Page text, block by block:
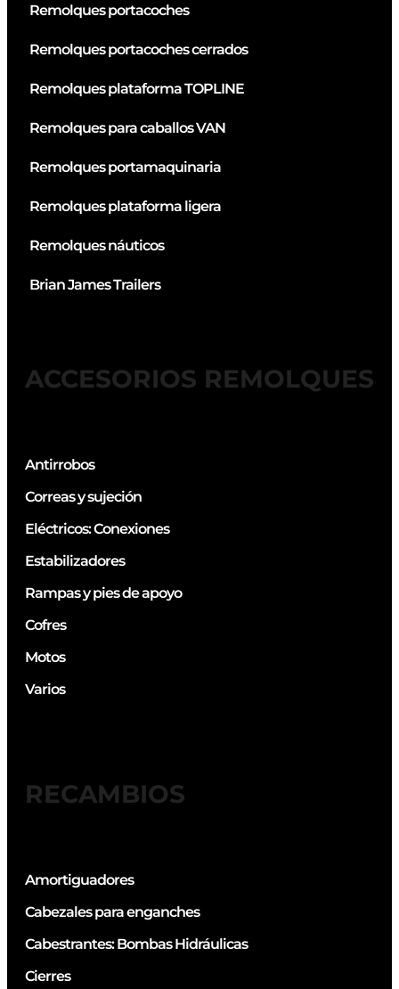
Remolques portacoches
Remolques portacoches cerrados
Remolques plataforma TOPLINE
Remolques para caballos VAN
Remolques portamaquinaria
Remolques plataforma ligera
Remolques náuticos
Brian James Trailers
ACCESORIOS REMOLQUES
Antirrobos
Correas y sujeción
Eléctricos: Conexiones
Estabilizadores
Rampas y pies de apoyo
Cofres
Motos
Varios
RECAMBIOS
Amortiguadores
Cabezales para enganches
Cabestrantes: Bombas Hidráulicas
Cierres